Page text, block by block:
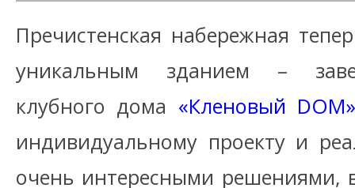
Пречистенская набережная
уникальным зданием –
клубного дома «Кленовый
индивидуальному проекту и
очень интересными решениями,